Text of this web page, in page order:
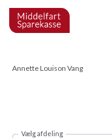
Annette Louison Vang
Vælg afdeling